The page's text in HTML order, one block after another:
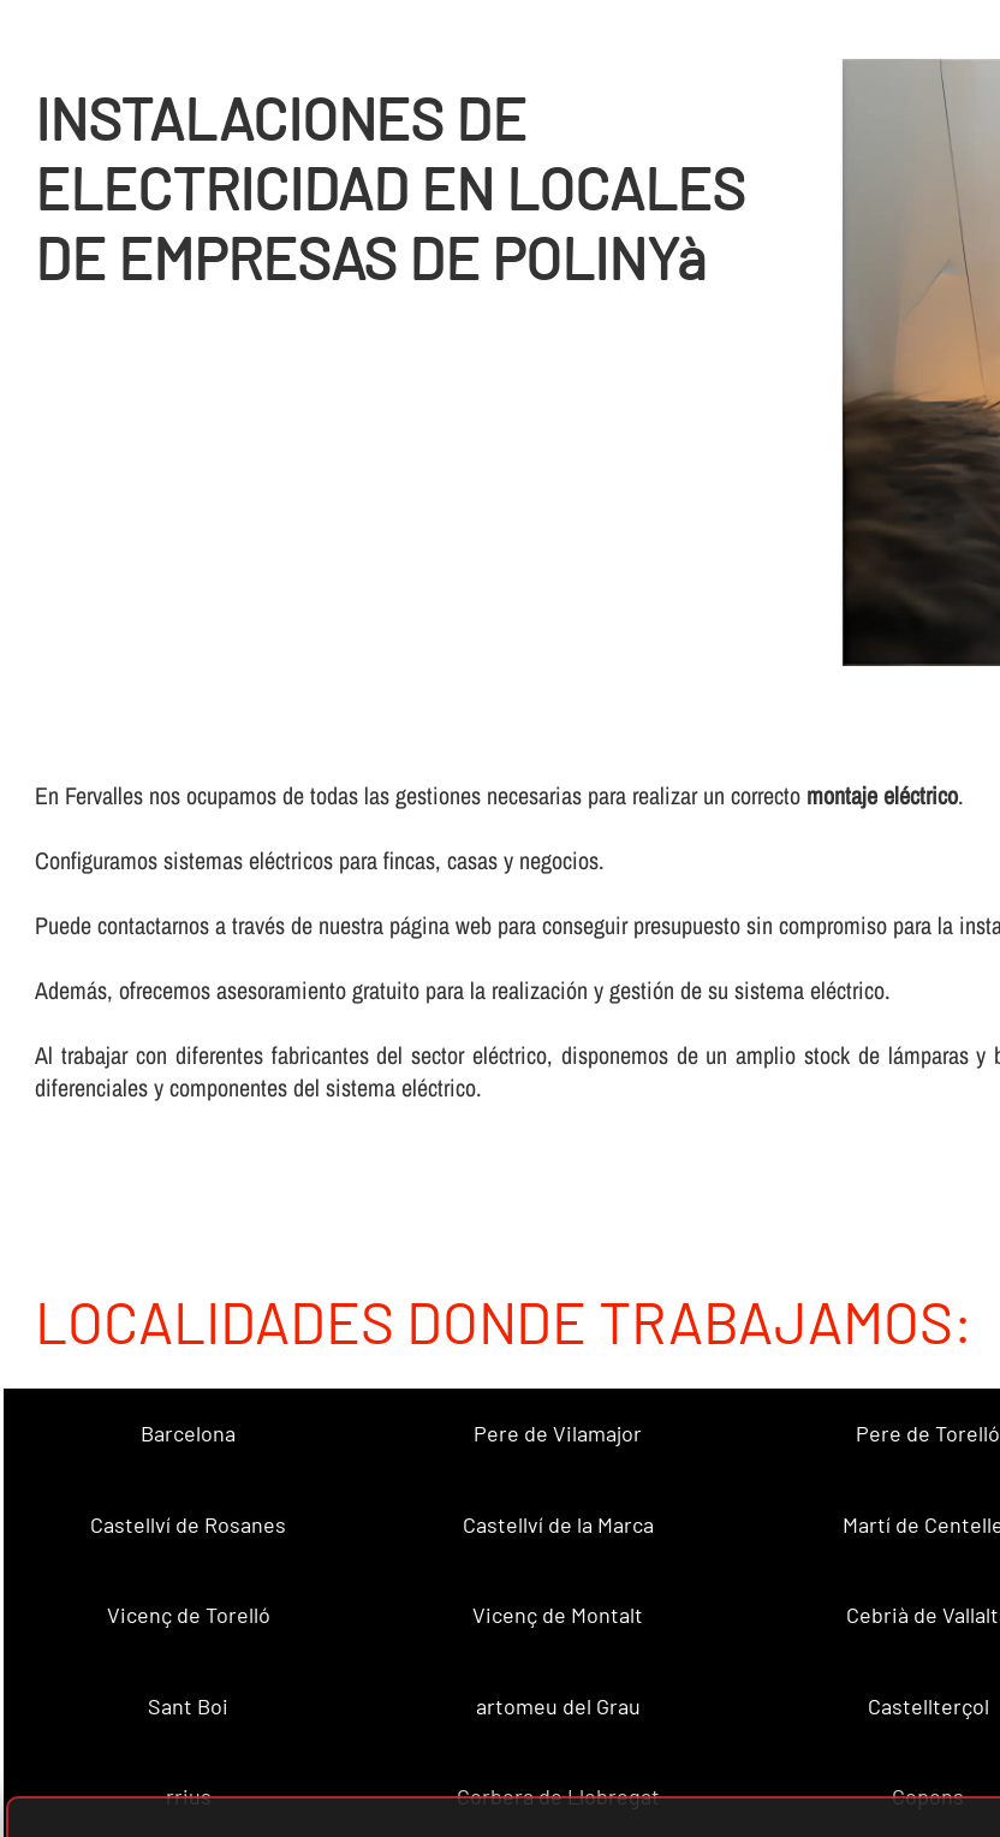
INSTALACIONES DE
ELECTRICIDAD EN LOCALES
DE EMPRESAS DE POLINYà
En Fervalles nos ocupamos de todas las gestiones necesarias para realizar un correcto montaje eléctrico.
Configuramos sistemas eléctricos para fincas, casas y negocios.
Puede contactarnos a través de nuestra página web para conseguir presupuesto sin compromiso para la
Además, ofrecemos asesoramiento gratuito para la realización y gestión de su sistema eléctrico.
Al trabajar con diferentes fabricantes del sector eléctrico, disponemos de un amplio stock de lámparas
diferenciales y componentes del sistema eléctrico.
LOCALIDADES DONDE TRABAJAMOS:
Barcelona Pere de Vilamajor Pere de Torelló
Castellví de Rosanes Castellví de la Marca Martí de
Vicenç de Torelló Vicenç de Montalt Cebrià de
Sant Boi artomeu del Grau Castellterçol
rrius Corbera de Llobregat Copons